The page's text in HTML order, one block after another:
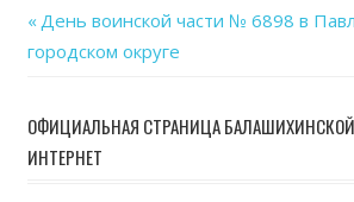
Навигация
записям
Previous
Post:
День воинской части № 6898 в
городском округе
ОФИЦИАЛЬНАЯ СТРАНИЦА БАЛАШИХИНСКОЙ
ИНТЕРНЕТ